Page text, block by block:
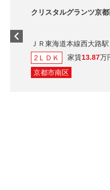
クリスタルグランツ京
ＪＲ東海道本線西大路
2ＬＤＫ
家賃13.87万
京都市南区